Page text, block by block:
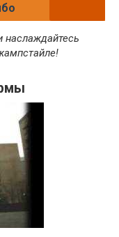
наслаждайтесь